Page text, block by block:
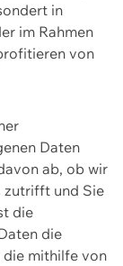
in
im Rahmen
von
Daten
ab, ob wir
zutrifft und Sie
die
die
die mithilfe von